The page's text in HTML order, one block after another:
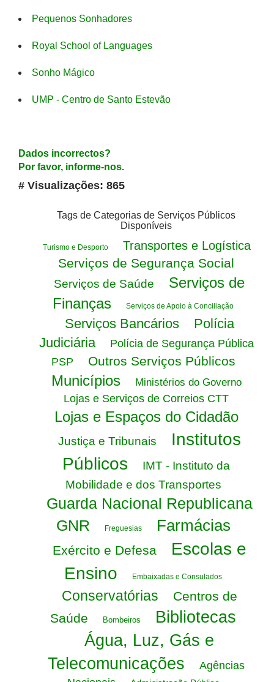
Pequenos Sonhadores
Royal School of Languages
Sonho Mágico
UMP - Centro de Santo Estevão
Dados incorrectos?
Por favor, informe-nos.
# Visualizações: 865
Tags de Categorias de Serviços Públicos
Disponíveis
Turismo e Desporto Transportes e Logística
Serviços de Segurança Social
Serviços de Saúde
Serviços de
Finanças
Serviços de Apoio à Conciliação
Serviços Bancários
Polícia
Judiciária
Polícia de Segurança Pública
PSP
Outros Serviços Públicos
Municípios Ministérios do Governo
Lojas e Serviços de Correios CTT
Lojas e Espaços do Cidadão
Justiça e Tribunais
Institutos
Públicos
IMT - Instituto da
Mobilidade e dos Transportes
Guarda Nacional Republicana
GNR
Freguesias Farmácias
Exército e Defesa
Escolas e
Ensino
Embaixadas e Consulados
Conservatórias
Centros de
Saúde
Bombeiros
Bibliotecas
Água, Luz, Gás e
Telecomunicações
Agências